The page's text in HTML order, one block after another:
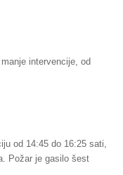
intervencije, od
od 14:45 do 16:25 sati,
Požar je gasilo šest